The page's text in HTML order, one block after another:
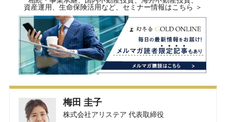
資産運用、生命保険活用など、セミナー情報はこちら ＞
梅田 圭子
株式会社アリステア 代表取締役